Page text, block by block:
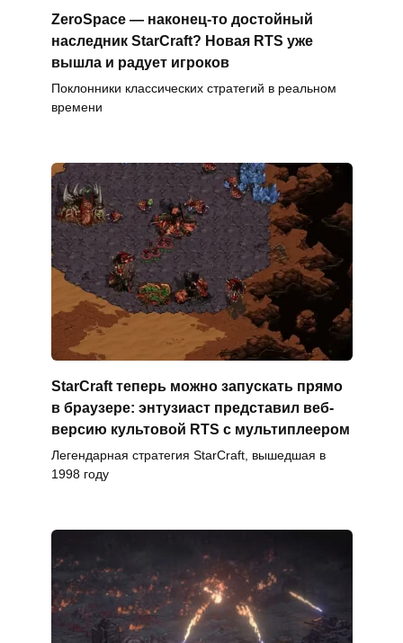
ZeroSpace — наконец-то достойный
наследник StarCraft? Новая RTS уже
вышла и радует игроков
Поклонники классических стратегий в реальном
времени
StarCraft теперь можно запускать прямо
в браузере: энтузиаст представил веб-
версию культовой RTS с мультиплеером
Легендарная стратегия StarCraft, вышедшая в
1998 году